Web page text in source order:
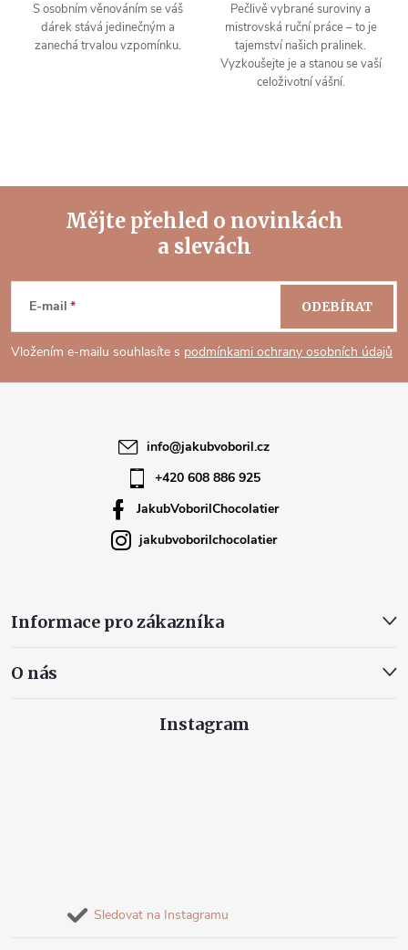
S osobním věnováním se váš
dárek stává jedinečným a
zanechá trvalou vzpomínku.
Pečlivě vybrané suroviny a
mistrovská ruční práce – to je
tajemství našich pralinek.
Vyzkoušejte je a stanou se vaší
celoživotní vášní.
p
Mějte přehled o novinkách
a slevách
E-mail
Vložením e-mailu souhlasíte s podmínkami ochrany osobních údajů
ODEBÍRAT
info@jakubvoboril.cz
+420 608 886 925
JakubVoborilChocolatier
jakubvoborilchocolatier
Informace pro zákazníka
O nás
Instagram
Sledovat na Instagramu